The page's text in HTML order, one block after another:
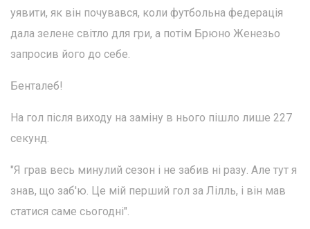
уявити, як він почувався, коли футбольна федерація
дала зелене світло для гри, а потім Брюно Женезьо
запросив його до себе.
Бенталеб!
На гол після виходу на заміну в нього пішло лише 227
секунд.
"Я грав весь минулий сезон і не забив ні разу. Але тут я
знав, що заб'ю. Це мій перший гол за Лілль, і він мав
статися саме сьогодні".